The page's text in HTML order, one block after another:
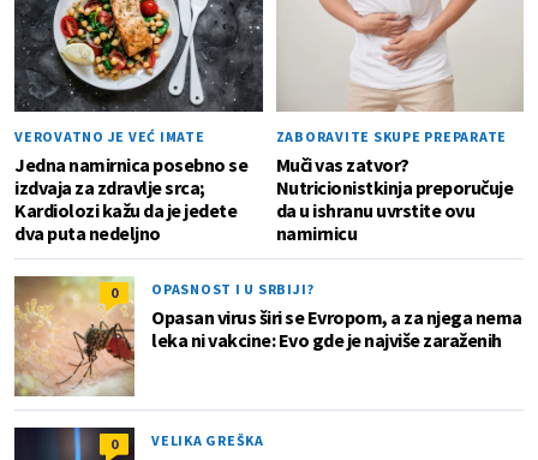
VEROVATNO JE VEĆ IMATE
Jedna namirnica posebno se
izdvaja za zdravlje srca;
Kardiolozi kažu da je jedete
dva puta nedeljno
ZABORAVITE SKUPE PREPARATE
Muči vas zatvor?
Nutricionistkinja preporučuje
da u ishranu uvrstite ovu
namirnicu
0 OPASNOST I U SRBIJI?
Opasan virus širi se Evropom, a za njega nema
leka ni vakcine: Evo gde je najviše zaraženih
0 VELIKA GREŠKA